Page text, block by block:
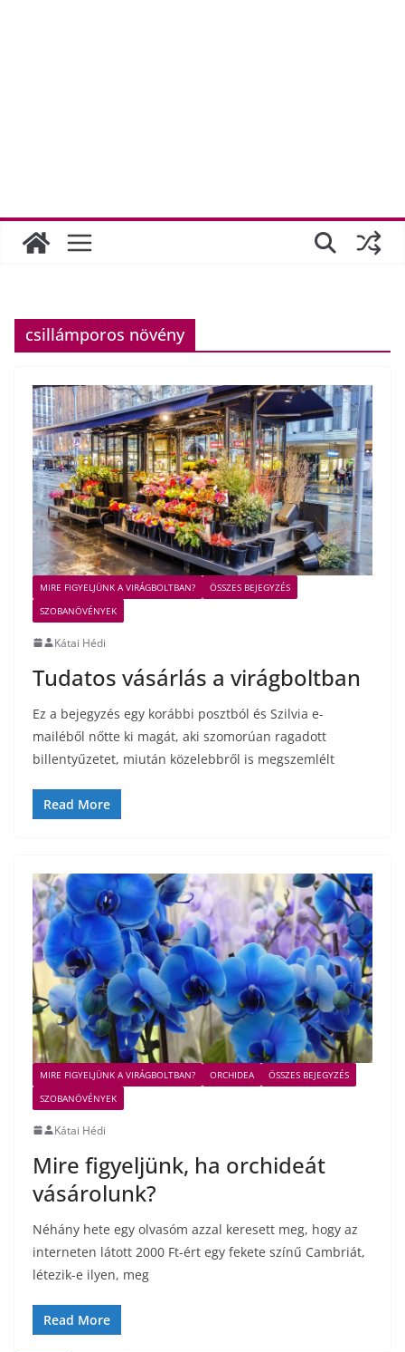
csillámporos növény
MIRE FIGYELJÜNK A VIRÁGBOLTBAN?
ÖSSZES BEJEGYZÉS
SZOBANÖVÉNYEK
Kátai Hédi
Tudatos vásárlás a virágboltban
Ez a bejegyzés egy korábbi posztból és Szilvia e-
mailéből nőtte ki magát, aki szomorúan ragadott
billentyűzetet, miután közelebbről is megszemlélt
Read More
MIRE FIGYELJÜNK A VIRÁGBOLTBAN? ORCHIDEA
ÖSSZES BEJEGYZÉS
SZOBANÖVÉNYEK
Kátai Hédi
Mire figyeljünk, ha orchideát
vásárolunk?
Néhány hete egy olvasóm azzal keresett meg, hogy az
interneten látott 2000 Ft-ért egy fekete színű Cambriát,
létezik-e ilyen, meg
Read More